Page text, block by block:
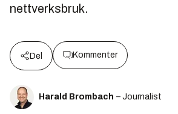
nettverksbruk.
Del Kommenter
Harald Brombach – Journalist